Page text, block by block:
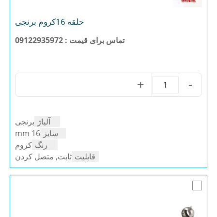
حلقه 16کروم برنجی
تماس برای قیمت : 09122935972
حلقه
16کروم
-
+
آلیاژ برنجی
سایز 16 mm
رنگ کروم
قابلیت ثابت, متصل کردن